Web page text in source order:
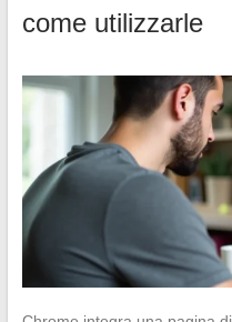
come utilizzarle